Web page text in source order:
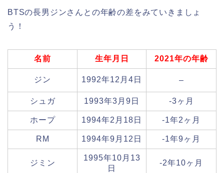
BTSの長男ジンさんとの年齢の差をみていきましょ
う！
名前 生年月日 2021年の年齢
ジン 1992年12月4日 –
シュガ 1993年3月9日 -3ヶ月
ホープ 1994年2月18日 -1年2ヶ月
RM 1994年9月12日 -1年9ヶ月
ジミン
1995年10月13
日
-2年10ヶ月